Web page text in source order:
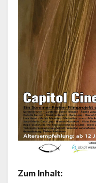
Zum Inhalt: